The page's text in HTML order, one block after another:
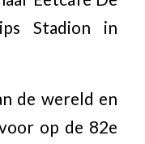
Stadion in
de wereld en
op de 82e